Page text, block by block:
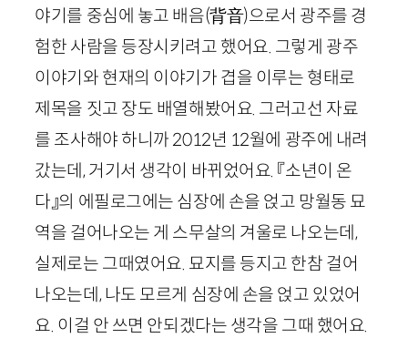
야기를 중심에 놓고 배음(背音)으로서 광주를 경
험한 사람을 등장시키려고 했어요. 그렇게 광주
이야기와 현재의 이야기가 겹을 이루는 형태로
제목을 짓고 장도 배열해봤어요. 그러고선 자료
를 조사해야 하니까 2012년 12월에 광주에 내려
갔는데, 거기서 생각이 바뀌었어요. 『소년이 온
다』의 에필로그에는 심장에 손을 얹고 망월동 묘
역을 걸어나오는 게 스무살의 겨울로 나오는데,
실제로는 그때였어요. 묘지를 등지고 한참 걸어
나오는데, 나도 모르게 심장에 손을 얹고 있었어
요. 이걸 안 쓰면 안되겠다는 생각을 그때 했어요.